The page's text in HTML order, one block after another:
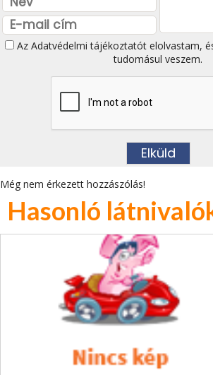
Az Adatvédelmi tájékoztatótelolvastam,
tudomásul veszem.
Még nem érkezett hozzászólás!
Hasonló